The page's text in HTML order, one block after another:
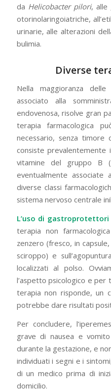
da Helicobacter pilori, alle
otorinolaringoiatriche,
urinarie, alle alterazioni
bulimia.
Diverse
Nella maggioranza
associato alla
endovenosa, risolve gran
terapia farmacologica
necessario, senza
consiste prevalentemente
vitamine del gruppo B
eventualmente
diverse classi
sistema nervoso centrale
L’uso di
terapia non
zenzero (fresco, in
sciroppo) e
localizzati al polso.
l’aspetto psicologico e per
terapia non risponde, un
potrebbe dare risultati
Per concludere,
grave di nausea e
durante la gestazione, e
individuati i segni e i
di un medico prima di
domicilio.